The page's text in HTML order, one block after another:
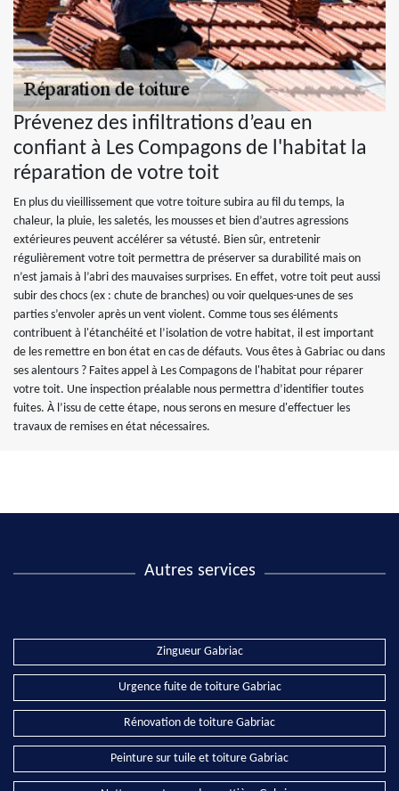
Prévenez des infiltrations d’eau en
confiant à Les Compagons de l'habitat la
réparation de votre toit
En plus du vieillissement que votre toiture subira au fil du temps, la
chaleur, la pluie, les saletés, les mousses et bien d’autres agressions
extérieures peuvent accélérer sa vétusté. Bien sûr, entretenir
régulièrement votre toit permettra de préserver sa durabilité mais on
n’est jamais à l’abri des mauvaises surprises. En effet, votre toit peut aussi
subir des chocs (ex : chute de branches) ou voir quelques-unes de ses
parties s’envoler après un vent violent. Comme tous ses éléments
contribuent à l'étanchéité et l’isolation de votre habitat, il est important
de les remettre en bon état en cas de défauts. Vous êtes à Gabriac ou dans
ses alentours ? Faites appel à Les Compagons de l'habitat pour réparer
votre toit. Une inspection préalable nous permettra d’identifier toutes
fuites. À l’issu de cette étape, nous serons en mesure d'effectuer les
travaux de remises en état nécessaires.
Autres services
Zingueur Gabriac
Urgence fuite de toiture Gabriac
Rénovation de toiture Gabriac
Peinture sur tuile et toiture Gabriac